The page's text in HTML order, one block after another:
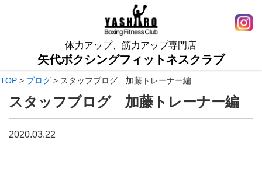
体力アップ、筋力アップ専門店
矢代ボクシングフィットネスクラブ
TOP > ブログ > スタッフブログ 加藤トレーナー編
スタッフブログ 加藤トレーナー編
2020.03.22